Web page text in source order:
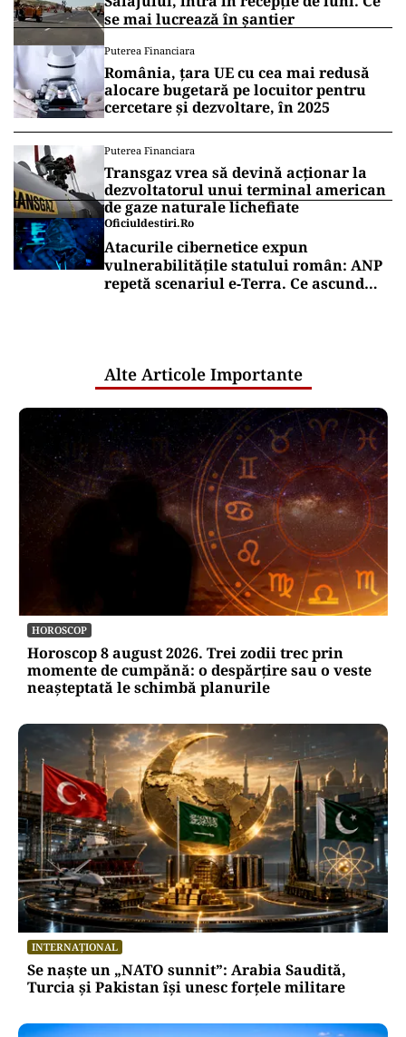
se mai lucrează în șantier
Puterea Financiara
România, țara UE cu cea mai redusă
alocare bugetară pe locuitor pentru
cercetare și dezvoltare, în 2025
Puterea Financiara
Transgaz vrea să devină acționar la
dezvoltatorul unui terminal american
de gaze naturale lichefiate
Oficiuldestiri.ro
Atacurile cibernetice expun
vulnerabilitățile statului român: ANP
repetă scenariul e‑Terra. Ce ascund
Alte Articole Importante
HOROSCOP
Horoscop 8 august 2026. Trei zodii trec prin
momente de cumpănă: o despărțire sau o veste
neașteptată le schimbă planurile
INTERNAȚIONAL
Se naște un „NATO sunnit”: Arabia Saudită,
Turcia și Pakistan își unesc forțele militare